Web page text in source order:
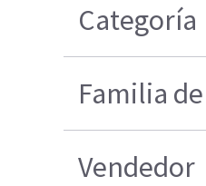
Categoría
Familia
Vendedor